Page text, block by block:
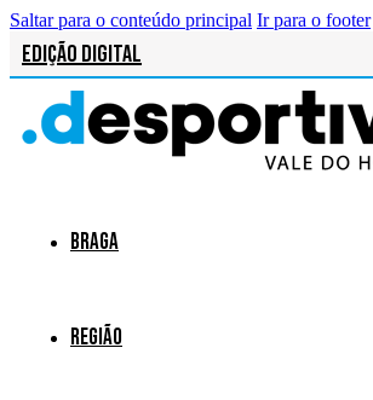
Saltar para o conteúdo principal Ir para o footer
Edição Digital
Braga
Região